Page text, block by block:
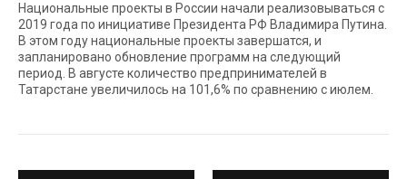
Национальные проекты в России начали реализовываться с
2019 года по инициативе Президента РФ Владимира Путина.
В этом году национальные проекты завершатся, и
запланировано обновление программ на следующий
период. В августе количество предпринимателей в
Татарстане увеличилось на 101,6% по сравнению с июлем.